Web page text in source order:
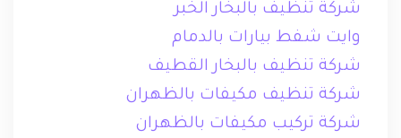
شركة تنظيف بالبخار الخبر
وايت شفط بيارات بالدمام
شركة تنظيف بالبخار القطيف
شركة تنظيف مكيفات بالظهران
شركة تركيب مكيفات بالظهران